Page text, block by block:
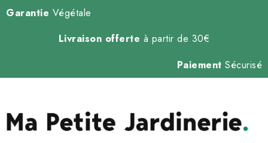
Garantie Végétale
Livraison offerte à partir de 30€
Paiement Sécurisé